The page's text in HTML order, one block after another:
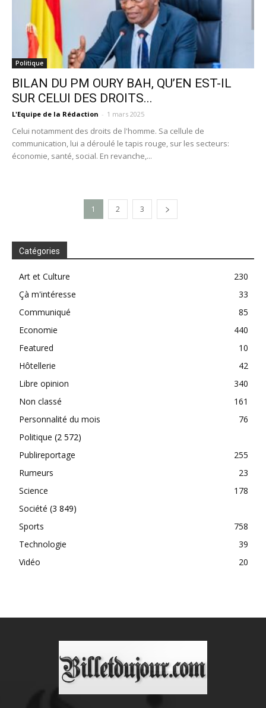
Politique
BILAN DU PM OURY BAH, QU’EN EST-IL
SUR CELUI DES DROITS...
L'Equipe de la Rédaction - 1 mars 2025
Celui notamment des droits de l'homme. Sa cellule de
communication, lui a déroulé le tapis rouge, sur les secteurs:
économie, santé, social. En revanche,...
1 2 3
Catégories
Art et Culture
230
Çà m'intéresse
33
Communiqué
85
Economie
440
Featured
10
Hôtellerie
42
Libre opinion
340
Non classé
161
Personnalité du mois
76
Politique (2 572)
Publireportage
255
Rumeurs
23
Science
178
Société (3 849)
Sports
758
Technologie
39
Vidéo
20